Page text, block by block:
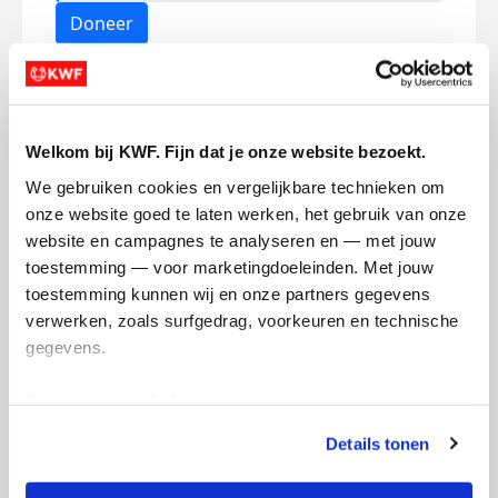
Welkom bij KWF. Fijn dat je onze website bezoekt.
We gebruiken cookies en vergelijkbare technieken om
onze website goed te laten werken, het gebruik van onze
website en campagnes te analyseren en — met jouw
toestemming — voor marketingdoeleinden. Met jouw
toestemming kunnen wij en onze partners gegevens
verwerken, zoals surfgedrag, voorkeuren en technische
gegevens.
tonen. Je kunt je toestemming op elk moment wijzigen of
intrekken via Cookie instellingen onderaan de pagina. De
Details tonen
Doneer